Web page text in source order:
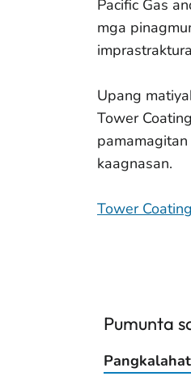
Pacific Gas
mga
Upang
Tower
kaagnasan.
Tower
Pumunta